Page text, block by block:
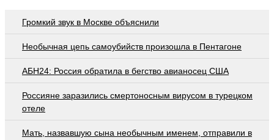
Громкий звук в Москве объяснили
Необычная цепь самоубийств произошла в Пентагоне
АБН24: Россия обратила в бегство авианосец США
Россияне заразились смертоносным вирусом в турецком
отеле
Мать, назвавшую сына необычным именем, отправили в